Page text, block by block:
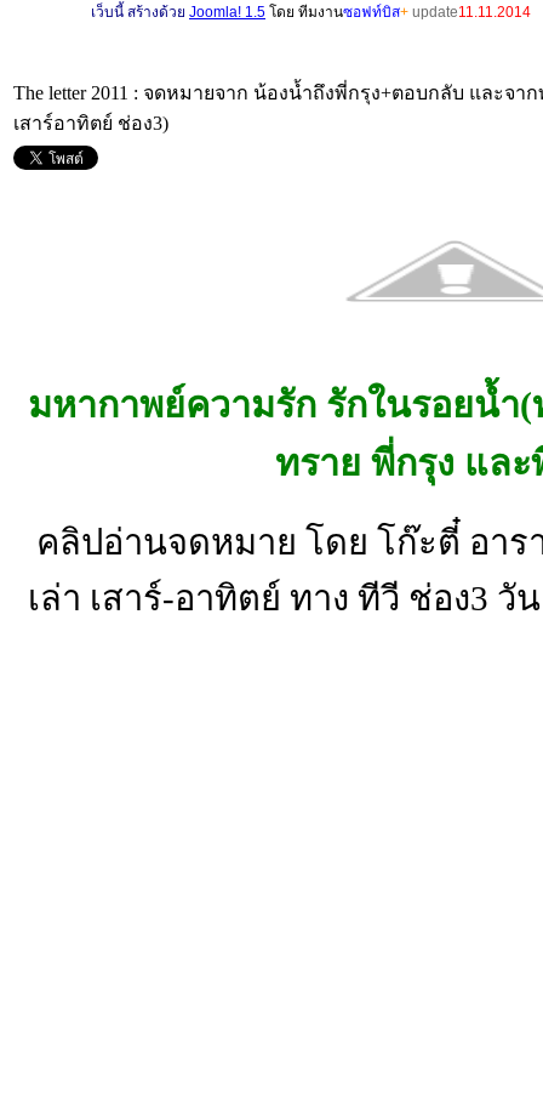
เว็บนี้ สร้างด้วย Joomla! 1.5 โดย ทีมงานซอฟท์บิส+ update11.11.2014
The letter 2011 : จดหมายจาก น้องน้ำถึงพี่กรุง+ตอบกลับ และจา
เสาร์อาทิตย์ ช่อง3)
มหากาพย์ความรัก รักในรอยน้ำ(
ทราย พี่กรุง และ
คลิปอ่านจดหมาย โดย โก๊ะตี๋ อาร
เล่า เสาร์-อาทิตย์ ทาง ทีวี ช่อง3 วั